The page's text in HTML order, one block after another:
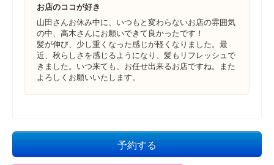
お店のココが好き
山田さんお休み中に、いつもと変わらないお店の雰囲気
の中、高木さんにお願いできて良かったです！
髪が伸び、少し重くなった感じが軽くなりました。最
近、秋らしさを感じるようになり、髪もリフレッシュで
きました。いつ来ても、お任せ出来るお店ですね。また
よろしくお願いいたします。
予約する